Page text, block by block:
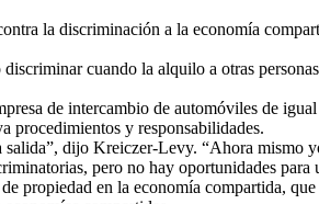
la discriminación a la economía
cuando la alquilo a otras
de intercambio de automóviles de
procedimientos y responsabilidades.
dijo Kreiczer-Levy. “Ahora mismo
pero no hay oportunidades para
propiedad en la economía compartida,